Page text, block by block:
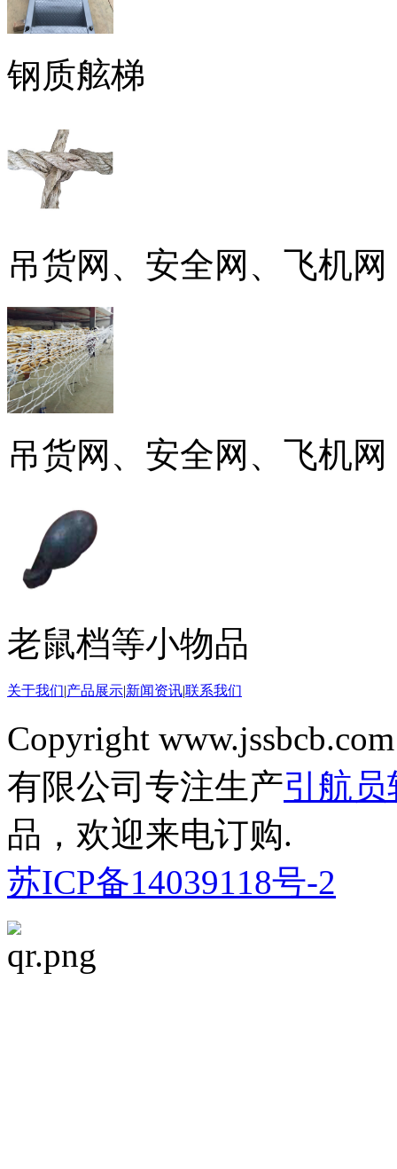
钢质舷梯
吊货网、安全网、飞机网
吊货网、安全网、飞机网
老鼠档等小物品
关于我们|产品展示|新闻资讯|联系我们
Copyright
有限公司专注生产引航员
品，欢迎来电订购.
苏ICP备14039118号-2